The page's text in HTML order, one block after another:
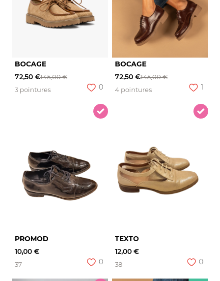
BOCAGE
72,50 €145,00 €
3 pointures
0
BOCAGE
72,50 €145,00 €
4 pointures
1
PROMOD
10,00 €
37 0
TEXTO
12,00 €
38 0